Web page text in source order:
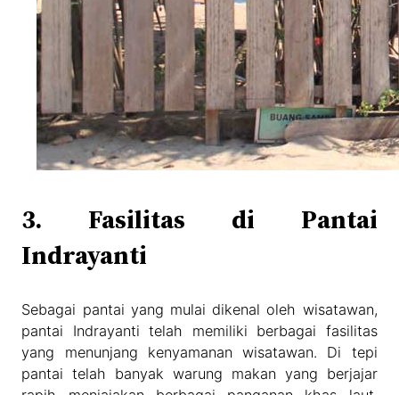
3. Fasilitas di Pantai
Indrayanti
Sebagai pantai yang mulai dikenal oleh wisatawan,
pantai Indrayanti telah memiliki berbagai fasilitas
yang menunjang kenyamanan wisatawan. Di tepi
pantai telah banyak warung makan yang berjajar